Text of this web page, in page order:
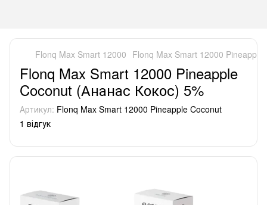
Flonq Max Smart 12000 Flonq Max Smart 12000
Flonq Max Smart 12000 Pineapple
Coconut (Ананас Кокос) 5%
Артикул: Flonq Max Smart 12000 Pineapple Coconut
1 відгук